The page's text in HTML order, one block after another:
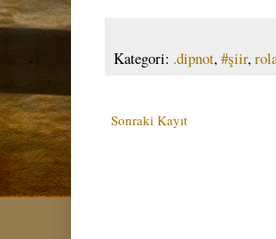
Kategori: .dipnot,#şiir,
Sonraki Kayıt